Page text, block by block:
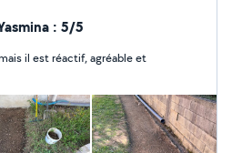
et travailleur.
: 5/5
il est réactif, agréable et